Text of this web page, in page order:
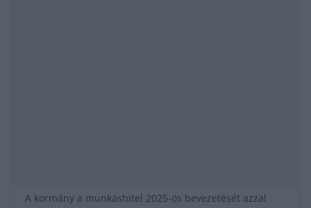
A kormány a munkáshitel 2025-ös bevezetését azzal